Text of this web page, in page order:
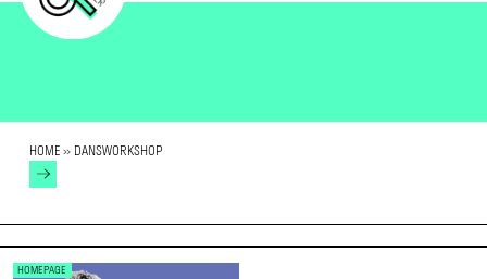
HOME» DANSWORKSHOP
HOMEPAGE